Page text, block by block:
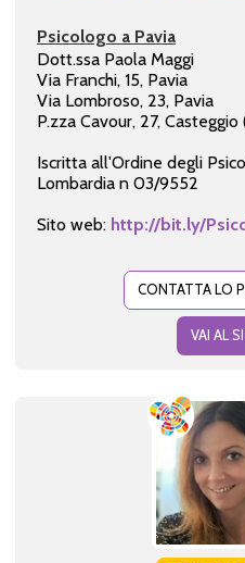
Psicologo a Pavia
Dott.ssa Paola Maggi
Via Franchi, 15, Pavia
Via Lombroso, 23, Pavia
P.zza Cavour, 27, Casteggio
Iscritta all'Ordine degli
Lombardia n 03/9552
Sito web: http://bit.ly/
CONTATTA LO
VAI AL